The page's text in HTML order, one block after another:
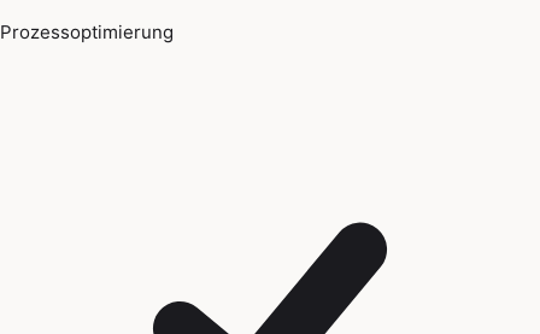
Prozessoptimierung